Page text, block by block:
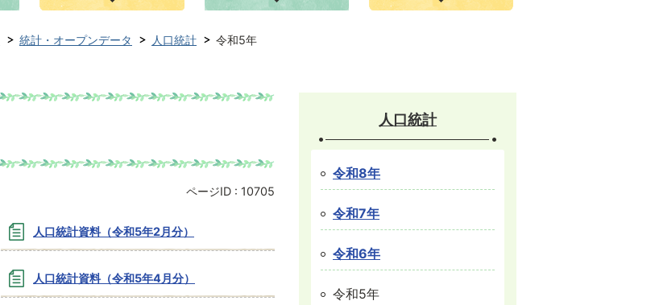
索
統計・オープンデータ 人口統計
令和5年
ページID : 10705
人口統計資料（令和5年2月分）
人口統計資料（令和5年4月分）
人口統計
令和8年
令和7年
令和6年
令和5年